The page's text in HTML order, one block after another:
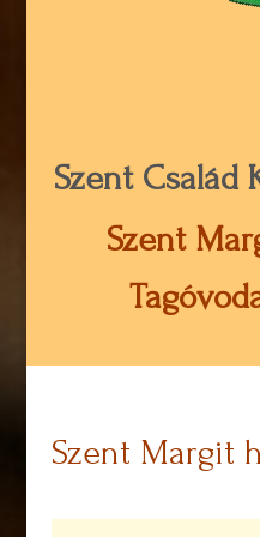
Szent Család
Szent
Szent Margit